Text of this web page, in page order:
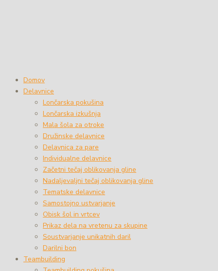
Domov
Delavnice
Lončarska pokušina
Lončarska izkušnja
Mala šola za otroke
Družinske delavnice
Delavnica za pare
Individualne delavnice
Začetni tečaj oblikovanja gline
Nadaljevaljni tečaj oblikovanja gline
Tematske delavnice
Samostojno ustvarjanje
Obisk šol in vrtcev
Prikaz dela na vretenu za skupine
Soustvarjanje unikatnih daril
Darilni bon
Teambuilding